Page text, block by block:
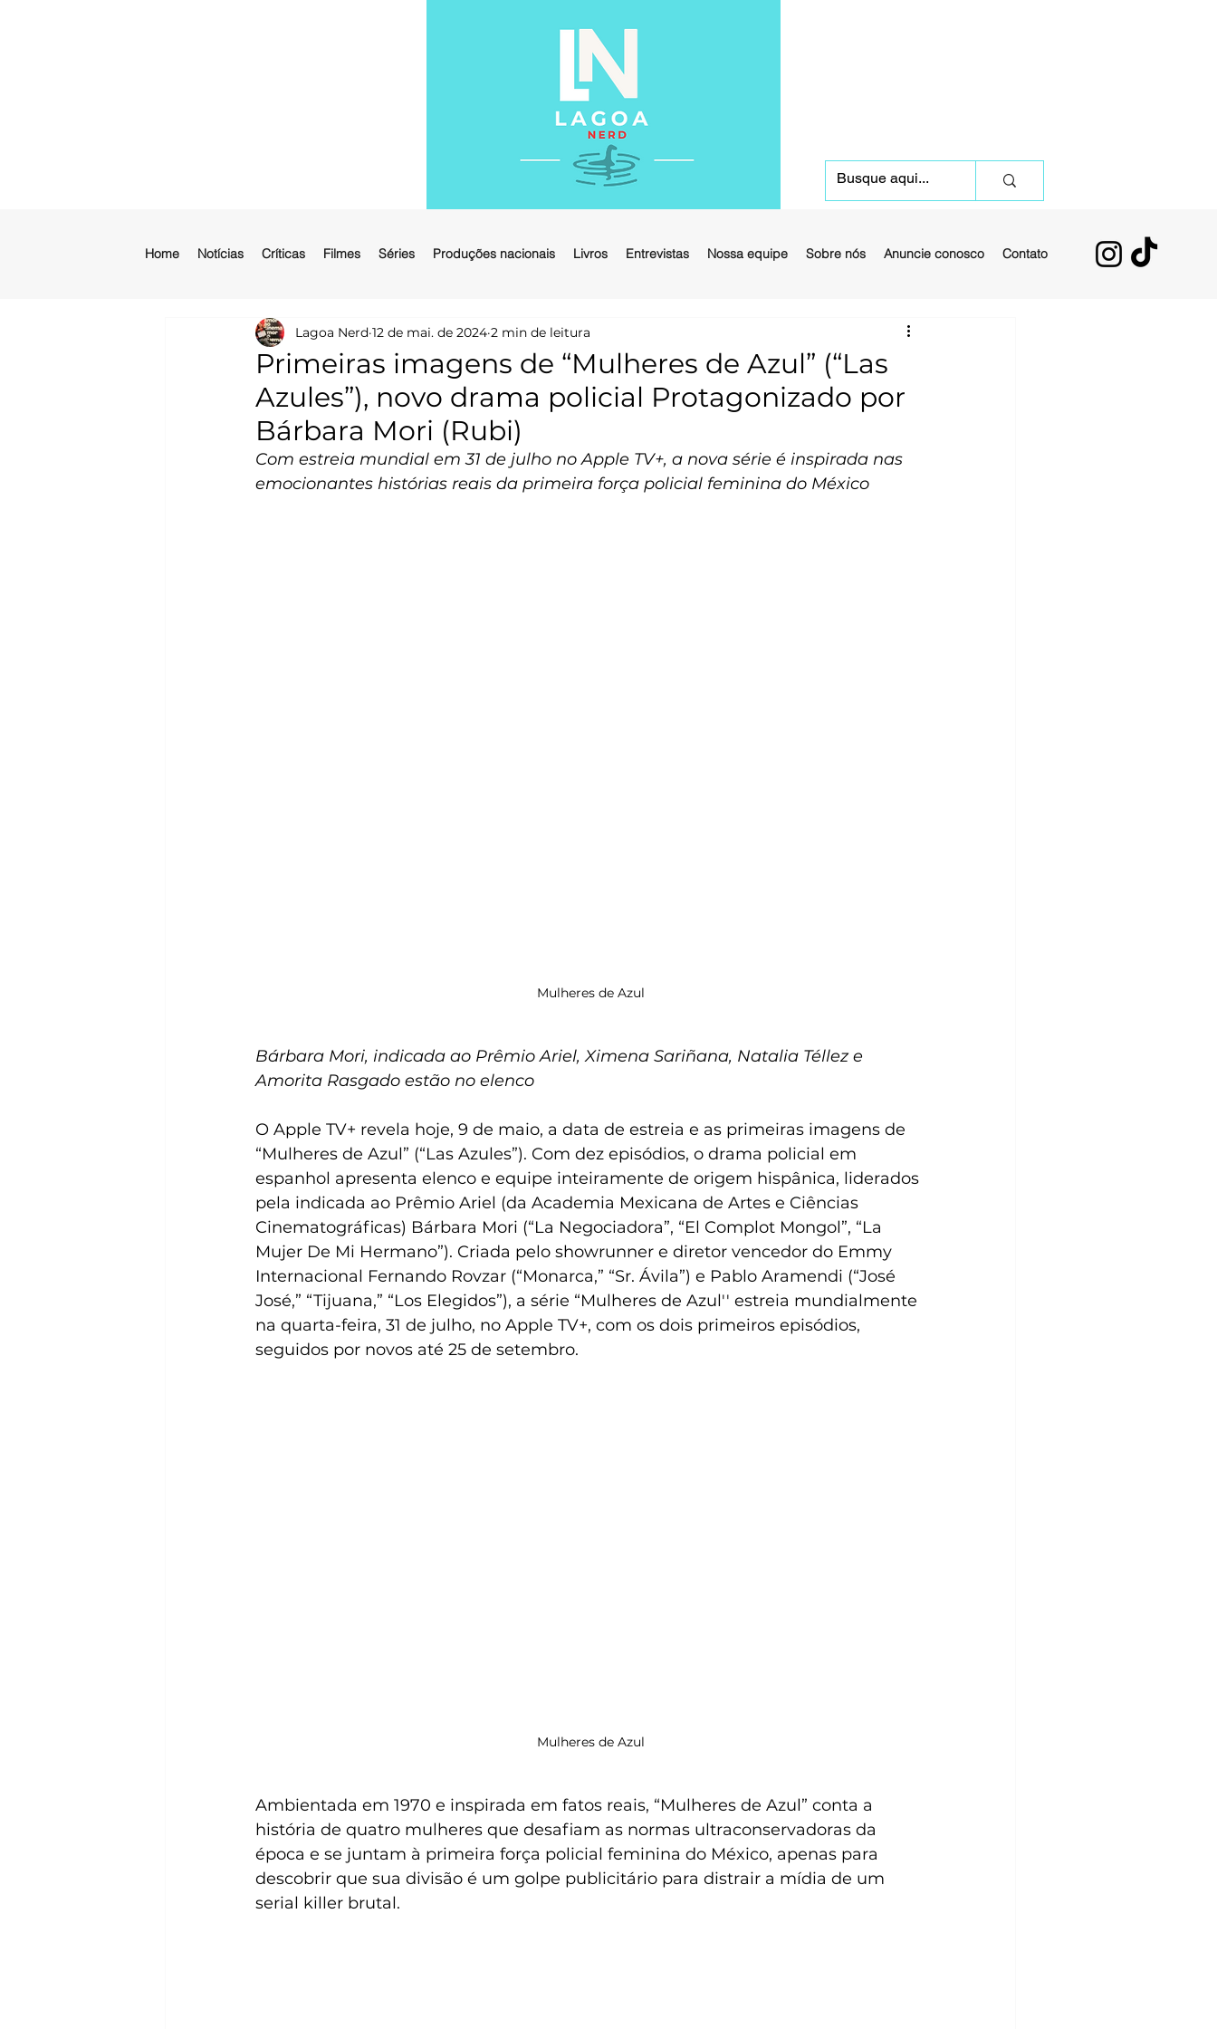
Home Notícias Críticas Filmes Séries Produções nacionais Livros Entrevistas Nossa equipe Sobre nós Anuncie conosco Contato
Primeiras imagens de “Mulheres de Azul” (“Las
Azules”), novo drama policial Protagonizado por
Bárbara Mori (Rubi)
Lagoa Nerd 12 de mai. de 2024 2 min de leitura
Com estreia mundial em 31 de julho no Apple TV+, a nova série é inspirada nas
emocionantes histórias reais da primeira força policial feminina do México
Mulheres de Azul
Bárbara Mori, indicada ao Prêmio Ariel, Ximena Sariñana, Natalia Téllez e
Amorita Rasgado estão no elenco
O Apple TV+ revela hoje, 9 de maio, a data de estreia e as primeiras imagens de
“Mulheres de Azul” (“Las Azules”). Com dez episódios, o drama policial em
espanhol apresenta elenco e equipe inteiramente de origem hispânica, liderados
pela indicada ao Prêmio Ariel (da Academia Mexicana de Artes e Ciências
Cinematográficas) Bárbara Mori (“La Negociadora”, “El Complot Mongol”, “La
Mujer De Mi Hermano”). Criada pelo showrunner e diretor vencedor do Emmy
Internacional Fernando Rovzar (“Monarca,” “Sr. Ávila”) e Pablo Aramendi (“José
José,” “Tijuana,” “Los Elegidos”), a série “Mulheres de Azul'' estreia mundialmente
na quarta-feira, 31 de julho, no Apple TV+, com os dois primeiros episódios,
seguidos por novos até 25 de setembro.
Mulheres de Azul
Ambientada em 1970 e inspirada em fatos reais, “Mulheres de Azul” conta a
história de quatro mulheres que desafiam as normas ultraconservadoras da
época e se juntam à primeira força policial feminina do México, apenas para
descobrir que sua divisão é um golpe publicitário para distrair a mídia de um
serial killer brutal.